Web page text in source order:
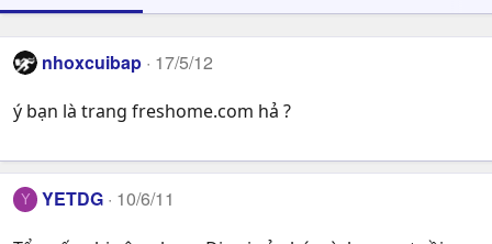
nhoxcuibap 17/5/12
ý bạn là trang freshome.com hả ?
Y YETDG 10/6/11